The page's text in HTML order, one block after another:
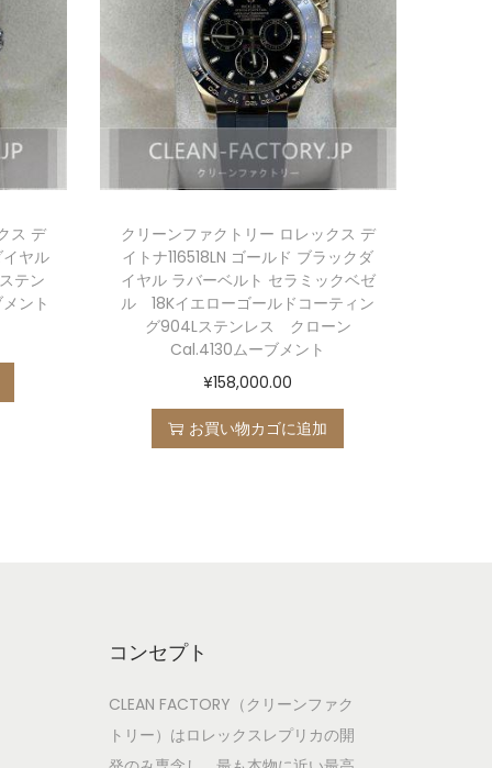
ス デ
ヤル
テン
ント
クリーンファクトリー ロレックス デ
イトナ116518LN ゴールド ブラックダ
イヤル ラバーベルト セラミックベゼ
ル 18Kイエローゴールドコーティン
グ904Lステンレス クローン
Cal.4130ムーブメント
¥158,000.00
お買い物カゴに追加
コンセプト
CLEAN FACTORY（クリーンファク
トリー）はロレックスレプリカの開